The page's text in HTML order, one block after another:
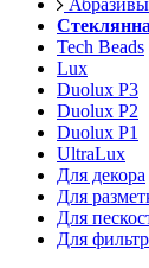
Абразивы
Tech Beads
Lux
Duolux P3
Duolux P2
Duolux P1
UltraLux
Для декора
Для
Для
Для